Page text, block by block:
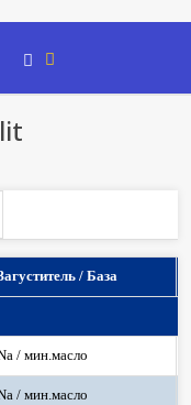
/ База
/ мин.масло
/ мин.масло